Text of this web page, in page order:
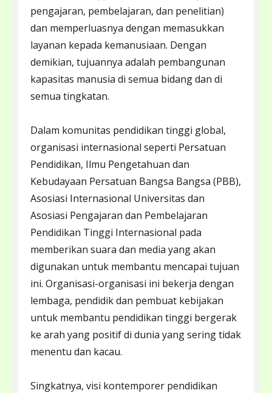
pengajaran, pembelajaran, dan penelitian)
dan memperluasnya dengan memasukkan
layanan kepada kemanusiaan. Dengan
demikian, tujuannya adalah pembangunan
kapasitas manusia di semua bidang dan di
semua tingkatan.
Dalam komunitas pendidikan tinggi global,
organisasi internasional seperti Persatuan
Pendidikan, Ilmu Pengetahuan dan
Kebudayaan Persatuan Bangsa Bangsa (PBB),
Asosiasi Internasional Universitas dan
Asosiasi Pengajaran dan Pembelajaran
Pendidikan Tinggi Internasional pada
memberikan suara dan media yang akan
digunakan untuk membantu mencapai tujuan
ini. Organisasi-organisasi ini bekerja dengan
lembaga, pendidik dan pembuat kebijakan
untuk membantu pendidikan tinggi bergerak
ke arah yang positif di dunia yang sering tidak
menentu dan kacau.
Singkatnya, visi kontemporer pendidikan